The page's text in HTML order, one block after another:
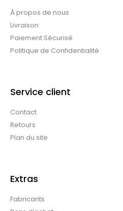
À propos de nous
Livraison
Paiement Sécurisé
Politique de Confidentialité
Service client
Contact
Retours
Plan du site
Extras
Fabricants